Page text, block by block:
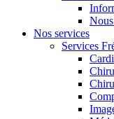
Nos services
Services